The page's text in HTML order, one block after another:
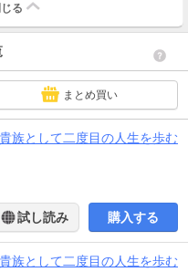
る
まとめ買い
族として二度目の人生を歩む
試し読み 購入する
族として二度目の人生を歩む